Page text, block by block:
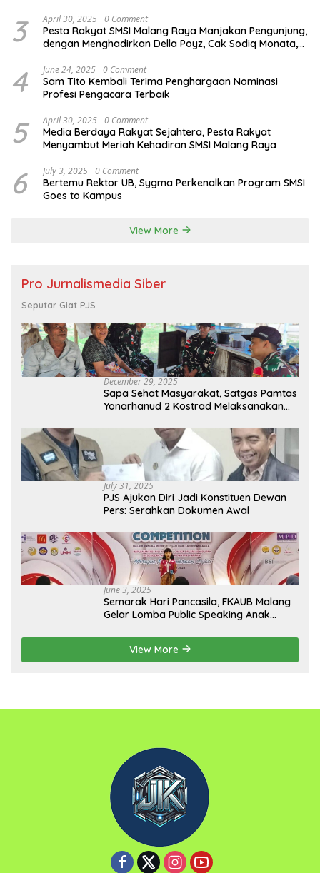
3 April 30, 2025 0 Comment
Pesta Rakyat SMSI Malang Raya Manjakan Pengunjung,
dengan Menghadirkan Della Poyz, Cak Sodiq Monata,
4 June 24, 2025 0 Comment
Sam Tito Kembali Terima Penghargaan Nominasi
Profesi Pengacara Terbaik
5 April 30, 2025 0 Comment
Media Berdaya Rakyat Sejahtera, Pesta Rakyat
Menyambut Meriah Kehadiran SMSI Malang Raya
6 July 3, 2025 0 Comment
Bertemu Rektor UB, Sygma Perkenalkan Program SMSI
Goes to Kampus
View More
Pro Jurnalismedia Siber
Seputar Giat PJS
December 29, 2025
Sapa Sehat Masyarakat, Satgas Pamtas
Yonarhanud 2 Kostrad Melaksanakan
July 31, 2025
PJS Ajukan Diri Jadi Konstituen Dewan
Pers: Serahkan Dokumen Awal
June 3, 2025
Semarak Hari Pancasila, FKAUB Malang
Gelar Lomba Public Speaking Anak
Pancasila
View More